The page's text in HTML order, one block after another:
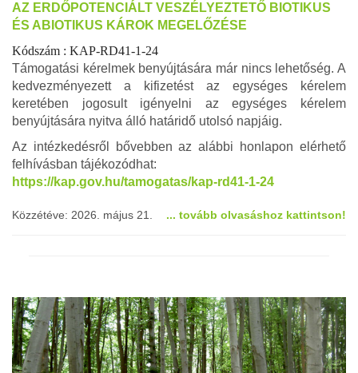
AZ ERDŐPOTENCIÁLT VESZÉLYEZTETŐ BIOTIKUS
ÉS ABIOTIKUS KÁROK MEGELŐZÉSE
Kódszám : KAP-RD41-1-24
Támogatási kérelmek benyújtására már nincs lehetőség. A
kedvezményezett a kifizetést az egységes kérelem
keretében jogosult igényelni az egységes kérelem
benyújtására nyitva álló határidő utolsó napjáig.
Az intézkedésről bővebben az alábbi honlapon elérhető
felhívásban tájékozódhat:
https://kap.gov.hu/tamogatas/kap-rd41-1-24
Közzétéve: 2026. május 21. ... tovább olvasáshoz kattintson!